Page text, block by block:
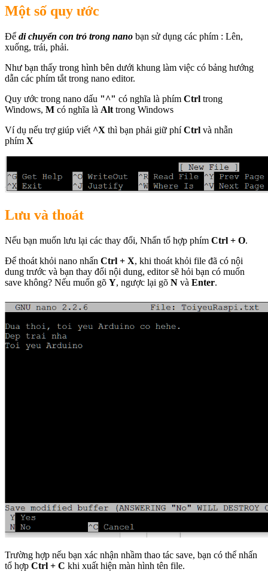
Một số quy ước
Để di chuyển con trỏ trong nano bạn sử dụng các phím : Lên,
xuống, trái, phải.
Như bạn thấy trong hình bên dưới khung làm việc có bảng hướng
dẫn các phím tắt trong nano editor.
Quy ước trong nano dấu "^" có nghĩa là phím Ctrl trong
Windows, M có nghĩa là Alt trong Windows
Ví dụ nếu trợ giúp viết ^X thì bạn phải giữ phíCtrl và nhẫn
phím X
Lưu và thoát
Nếu bạn muốn lưu lại các thay đổi, Nhấn tổ hợp phím Ctrl + O.
Để thoát khỏi nano nhấn Ctrl + X, khi thoát khỏi file đã có nội
dung trước và bạn thay đổi nội dung, editor sẽ hỏi bạn có muốn
save không? Nếu muốn gõ Y, ngược lại gõ N và Enter.
Trường hợp nếu bạn xác nhận nhầm thao tác save, bạn có thể nhấn
tổ hợp Ctrl + C khi xuất hiện màn hình tên file.